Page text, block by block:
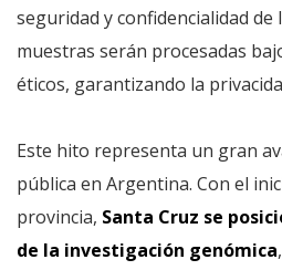
seguridad y confidencialidad de
muestras serán procesadas
éticos, garantizando la
Este hito representa un gran
pública en Argentina. Con el
provincia, Santa Cruz se
de la investigación genómica